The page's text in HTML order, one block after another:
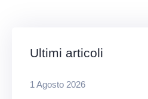
Ultimi articoli
1 Agosto 2026